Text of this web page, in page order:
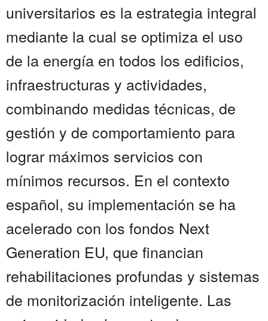
universitarios es la estrategia integral
mediante la cual se optimiza el uso
de la energía en todos los edificios,
infraestructuras y actividades,
combinando medidas técnicas, de
gestión y de comportamiento para
lograr máximos servicios con
mínimos recursos. En el contexto
español, su implementación se ha
acelerado con los fondos Next
Generation EU, que financian
rehabilitaciones profundas y sistemas
de monitorización inteligente. Las